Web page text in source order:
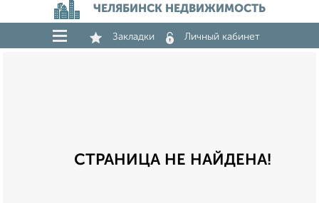
ЧЕЛЯБИНСК НЕДВИЖИМОСТЬ
Закладки Личный кабинет
СТРАНИЦА НЕ НАЙДЕНА!